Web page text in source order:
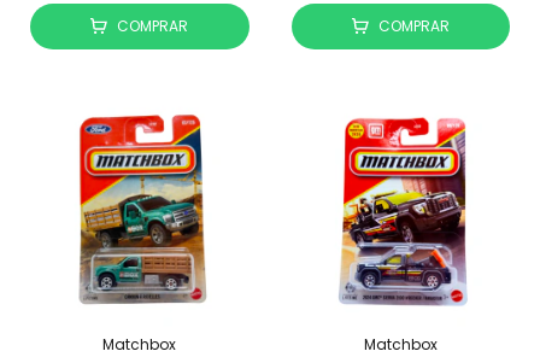
COMPRAR COMPRAR
Matchbox Matchbox